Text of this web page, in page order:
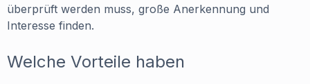
überprüft werden muss, große Anerkennung und
Interesse finden.
Welche Vorteile haben